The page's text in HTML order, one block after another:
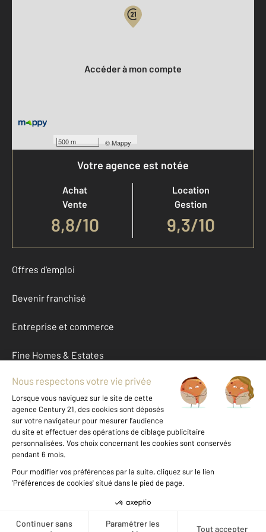
500 m ©Mappy
Accéder à mon compte
Votre agence est notée
Achat
Vente
8,8/10
Location
Gestion
9,3/10
Offres d'emploi
Devenir franchisé
Entreprise et commerce
Fine Homes & Estates
À propos
International
Nous contacter
Données personnelles
Gestionnaire des cookies